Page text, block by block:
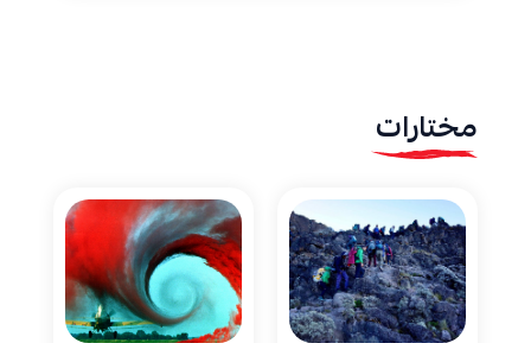
مختارات